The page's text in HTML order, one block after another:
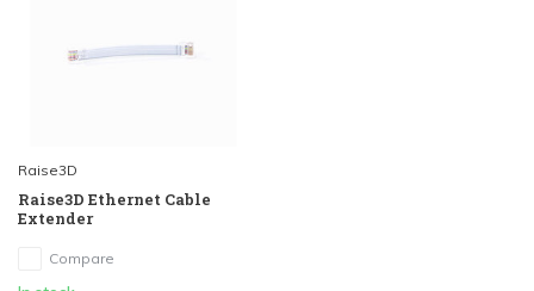
Raise3D
Raise3D Ethernet Cable
Extender
Compare